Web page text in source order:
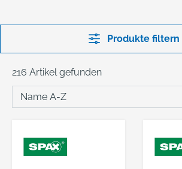
Produkte filtern
216 Artikel gefunden